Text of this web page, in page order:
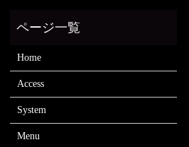
Home
Access
System
Menu